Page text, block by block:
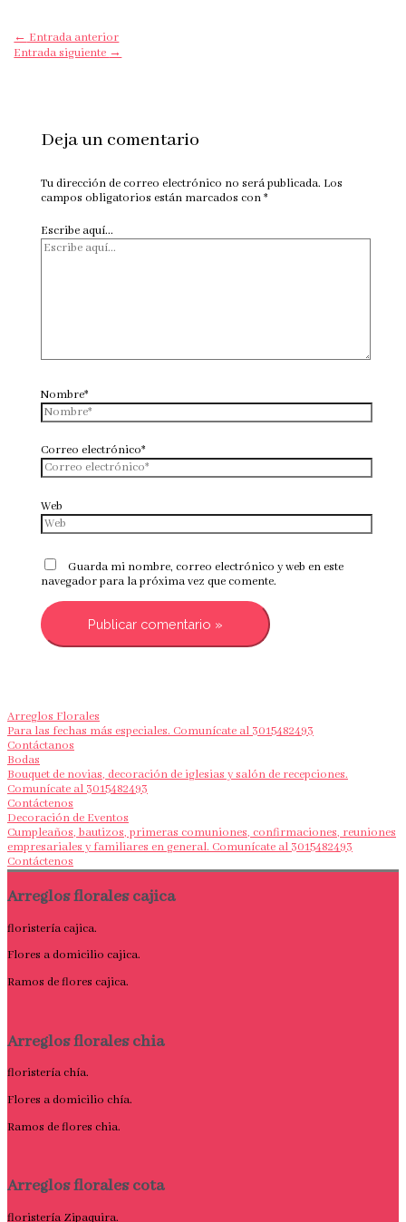
← Entrada anterior
Entrada siguiente →
Deja un comentario
Tu dirección de correo electrónico no será publicada. Los
campos obligatorios están marcados con*
Escribe aquí...
Nombre*
Correo electrónico*
Web
Guarda mi nombre, correo electrónico y web en este
navegador para la próxima vez que comente.
Arreglos Florales
Para las fechas más especiales. Comunícate al 3015482493
Contáctanos
Bodas
Bouquet de novias, decoración de iglesias y salón de recepciones.
Comunícate al 3015482493
Contáctenos
Decoración de Eventos
Cumpleaños, bautizos, primeras comuniones, confirmaciones, reuniones
empresariales y familiares en general. Comunícate al 3015482493
Contáctenos
Arreglos florales cajica
floristería cajica.
Flores a domicilio cajica.
Ramos de flores cajica.
Arreglos florales chia
floristería chía.
Flores a domicilio chía.
Ramos de flores chia.
Arreglos florales cota
floristería Zipaquira.